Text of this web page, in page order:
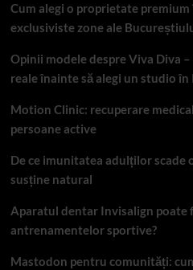
Cum alegi o proprietate
exclusiviste zone ale
Opinii modele despre Viva Diva
reale înainte să alegi un studio în
Motion Clinic: recuperare
persoane active
De ce imunitatea adulților scade
susține natural
Aparatul dentar Invisalign poate
antrenamentelor sportive?
Mastodon pentru comunități: